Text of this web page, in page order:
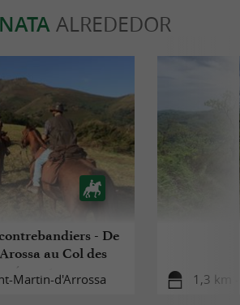
ALREDEDOR
- De
au Col des
- équestre
Martin-d'Arrossa 1,3 km